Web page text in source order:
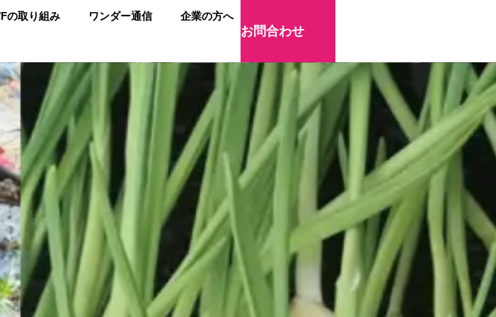
の取り組み ワンダー通信 企業の方へ
お問合わせ